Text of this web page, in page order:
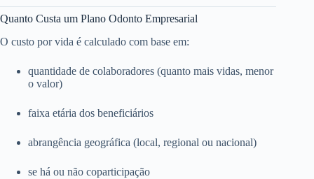
Quanto Custa um Plano Odonto Empresarial
O custo por vida é calculado com base em:
quantidade de colaboradores (quanto mais vidas, menor
o valor)
faixa etária dos beneficiários
abrangência geográfica (local, regional ou nacional)
se há ou não coparticipação